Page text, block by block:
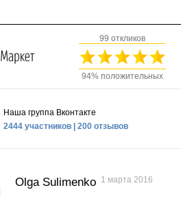
99 откликов
94% положительных
Наша группа Вконтакте
2444 участников | 200 отзывов
Olga Sulimenko 1 марта 2016